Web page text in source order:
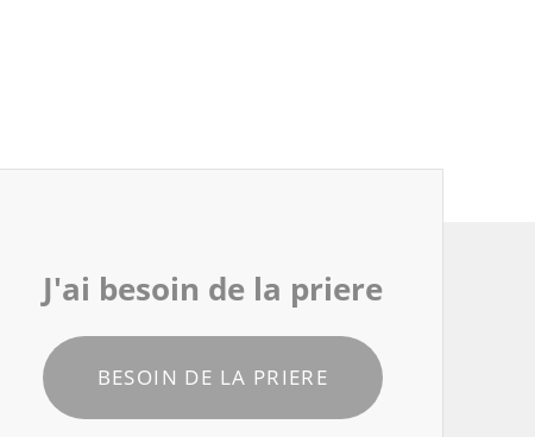
J'ai besoin de la priere
BESOIN DE LA PRIERE